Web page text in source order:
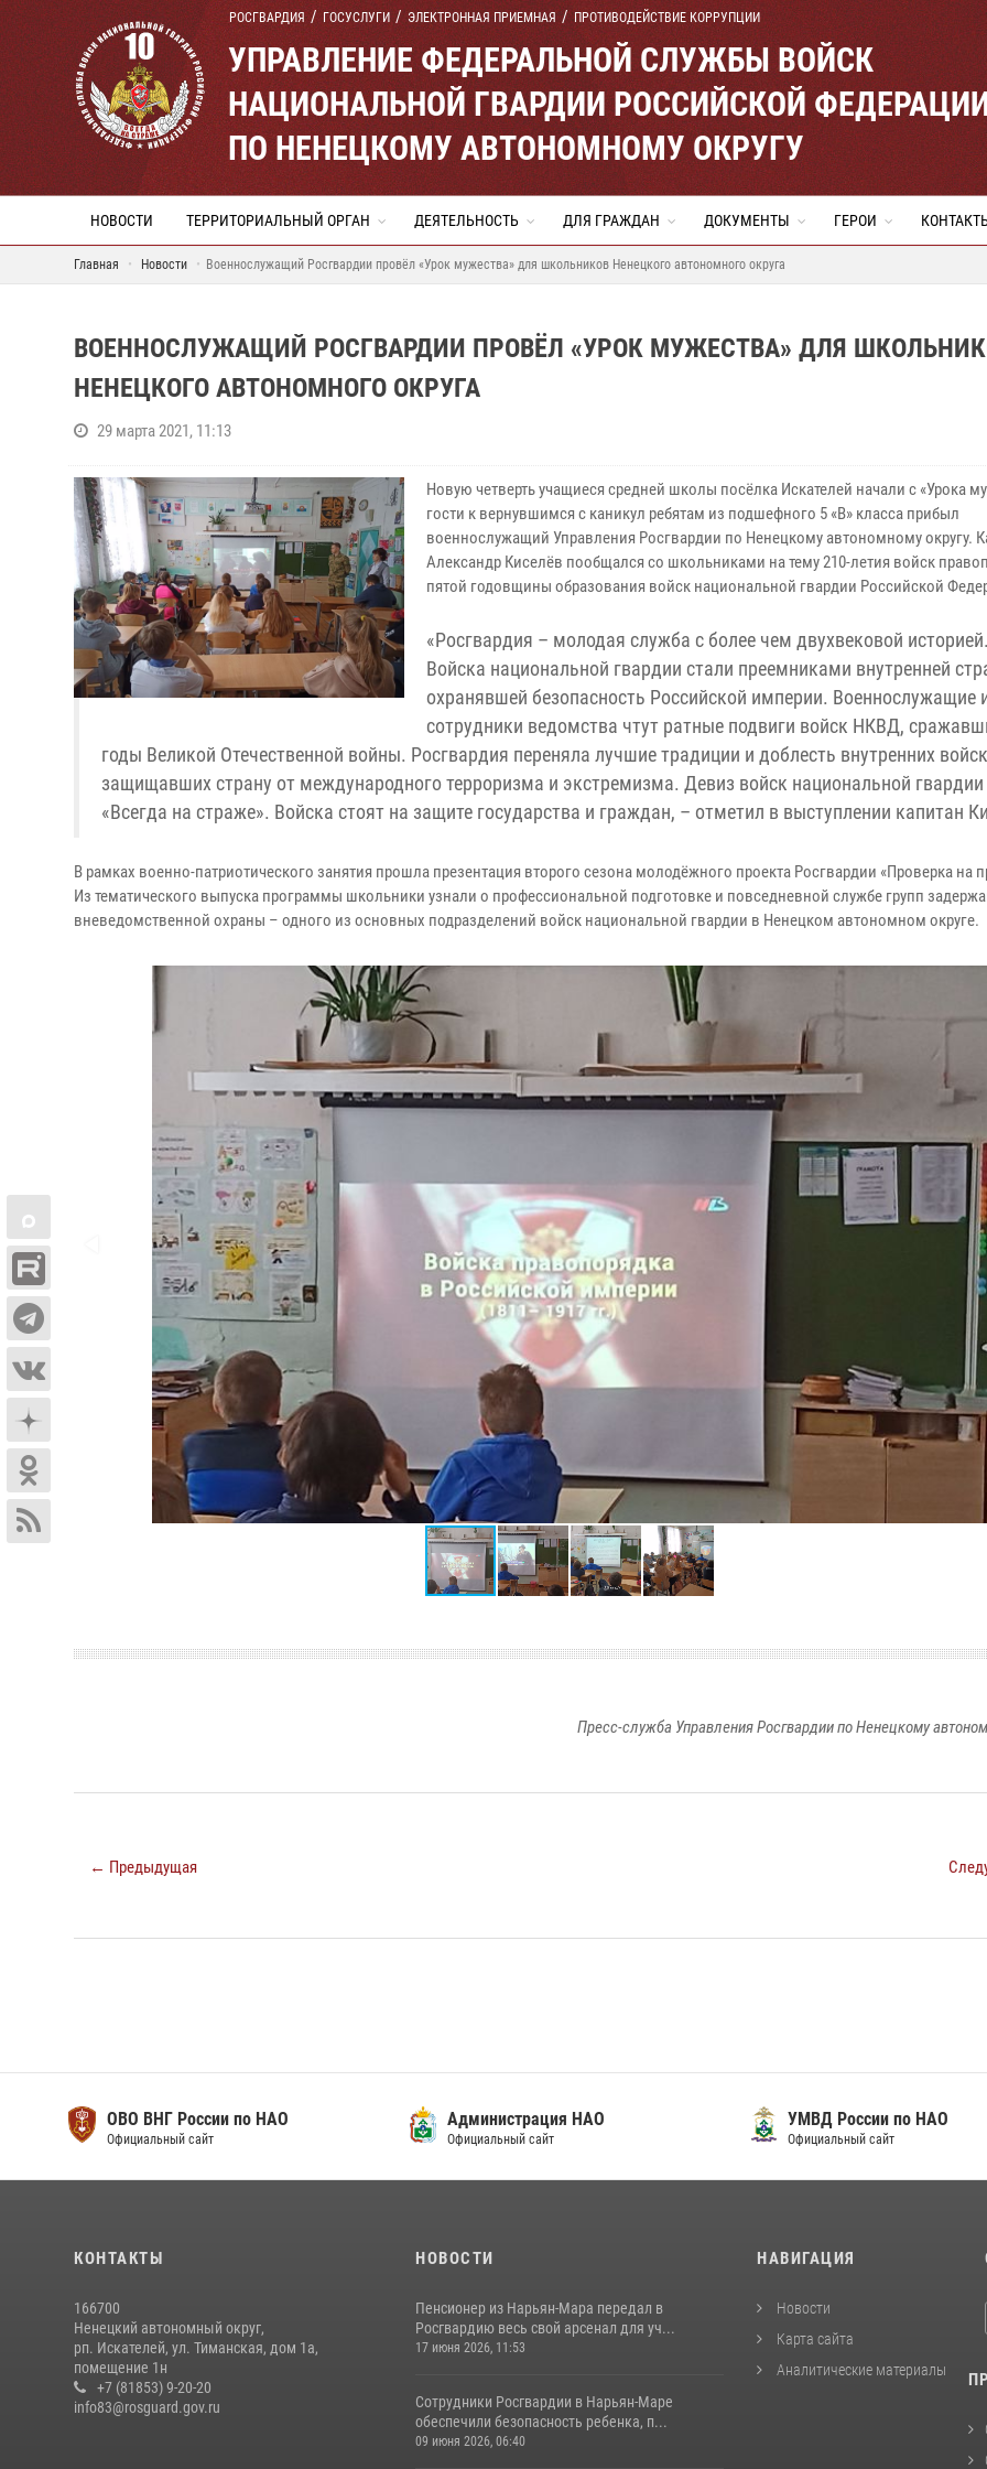
РОСГВАРДИЯ ГОСУСЛУГИ ЭЛЕКТРОННАЯ ПРИЕМНАЯ ПРОТИВОДЕЙСТВИЕ КОРРУПЦИИ
УПРАВЛЕНИЕ ФЕДЕРАЛЬНОЙ СЛУЖБЫ ВОЙСК
НАЦИОНАЛЬНОЙ ГВАРДИИ РОССИЙСКОЙ
ПО НЕНЕЦКОМУ АВТОНОМНОМУ ОКРУГУ
НОВОСТИ ТЕРРИТОРИАЛЬНЫЙ ОРГАН ДЕЯТЕЛЬНОСТЬ ДЛЯ ГРАЖДАН ДОКУМЕНТЫ ГЕРОИ
Главная Новости Военнослужащий Росгвардии провёл «Урок мужества» для школьников Ненецкого автономного округа
ВОЕННОСЛУЖАЩИЙ РОСГВАРДИИ ПРОВЁЛ «УРОК МУЖЕСТВА» ДЛЯ
НЕНЕЦКОГО АВТОНОМНОГО ОКРУГА
29 марта 2021, 11:13
Новую четверть учащиеся средней школы посёлка Искателей начали с «Урока
гости к вернувшимся с каникул ребятам из подшефного 5 «В» класса прибыл
военнослужащий Управления Росгвардии по Ненецкому автономному округу.
Александр Киселёв пообщался со школьниками на тему 210-летия войск
пятой годовщины образования войск национальной гвардии Российской
«Росгвардия – молодая служба с более чем двухвековой историей.
Войска национальной гвардии стали преемниками внутренней
охранявшей безопасность Российской империи. Военнослужащие
сотрудники ведомства чтут ратные подвиги войск НКВД,
годы Великой Отечественной войны. Росгвардия переняла лучшие традиции и доблесть внутренних
защищавших страну от международного терроризма и экстремизма. Девиз войск национальной гвардии
«Всегда на страже». Войска стоят на защите государства и граждан, – отметил в выступлении капитан
В рамках военно-патриотического занятия прошла презентация второго сезона молодёжного проекта Росгвардии «Проверка на
Из тематического выпуска программы школьники узнали о профессиональной подготовке и повседневной службе групп
вневедомственной охраны – одного из основных подразделений войск национальной гвардии в Ненецком автономном округе.
Пресс-служба Управления Росгвардии по Ненецкому
← Предыдущая
ОВО ВНГ России по НАО
Официальный сайт
Администрация НАО
Официальный сайт
УМВД России по НАО
Официальный сайт
КОНТАКТЫ
166700
Ненецкий автономный округ,
рп. Искателей, ул. Тиманская, дом 1а,
помещение 1н
+7 (81853) 9-20-20
info83@rosguard.gov.ru
НОВОСТИ
Пенсионер из Нарьян-Мара передал в
Росгвардию весь свой арсенал для уч...
17 июня 2026, 11:53
Сотрудники Росгвардии в Нарьян-Маре
обеспечили безопасность ребенка, п...
09 июня 2026, 06:40
НАВИГАЦИЯ
Новости
Карта сайта
Аналитические материалы